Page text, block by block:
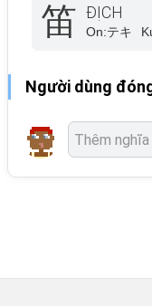
笛 ĐỊCH
On:テキ
Người dùng